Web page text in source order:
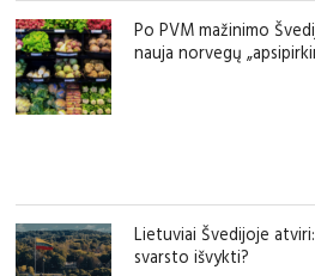
Po PVM mažinimo
nauja norvegų
Lietuviai Švedijoje
svarsto išvykti?